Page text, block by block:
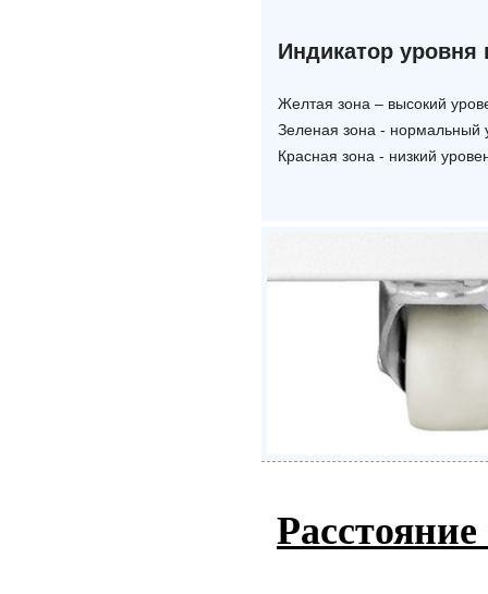
Индикатор
Желтая зона – высокий
Зеленая зона - нормальный
Красная зона - низкий